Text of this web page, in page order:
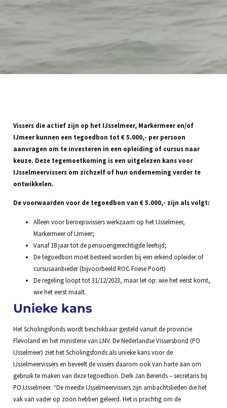
Vissers die actief zijn op het IJsselmeer, Markermeer en/of
IJmeer kunnen een tegoedbon tot € 5.000,- per persoon
aanvragen om te investeren in een opleiding of cursus naar
keuze. Deze tegemoetkoming is een uitgelezen kans voor
IJsselmeervissers om zichzelf of hun onderneming verder te
ontwikkelen.
De voorwaarden voor de tegoedbon van € 5.000,- zijn als volgt:
Alleen voor beroepsvissers werkzaam op het IJsselmeer,
Markermeer of IJmeer;
Vanaf 18 jaar tot de pensioengerechtigde leeftijd;
De tegoedbon moet besteed worden bij een erkend opleider of
cursusaanbieder (bijvoorbeeld ROC Friese Poort)
De regeling loopt tot 31/12/2023, maar let op: wie het eerst komt,
wie het eerst maalt.
Unieke kans
Het Scholingsfonds wordt beschikbaar gesteld vanuit de provincie
Flevoland en het ministerie van LNV. De Nederlandse Vissersbond (PO
IJsselmeer) ziet het Scholingsfonds als unieke kans voor de
IJsselmeervissers en beveelt de vissers daarom ook van harte aan om
gebruik te maken van deze tegoedbon. Derk Jan Berends – secretaris bij
PO IJsselmeer. “De meeste IJsselmeervissers zijn ambachtslieden die het
vak van vader op zoon hebben geleerd. Het is prachtig om de